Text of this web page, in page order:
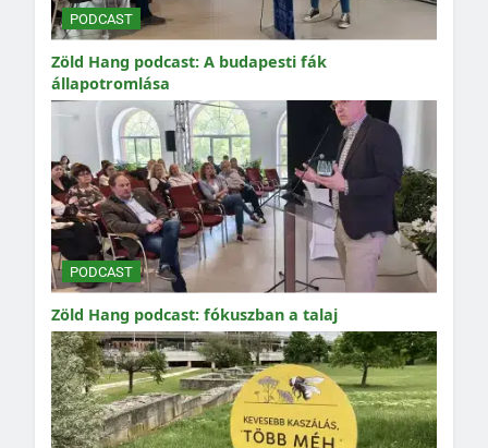
PODCAST
Zöld Hang podcast: A budapesti fák
állapotromlása
PODCAST
Zöld Hang podcast: fókuszban a talaj